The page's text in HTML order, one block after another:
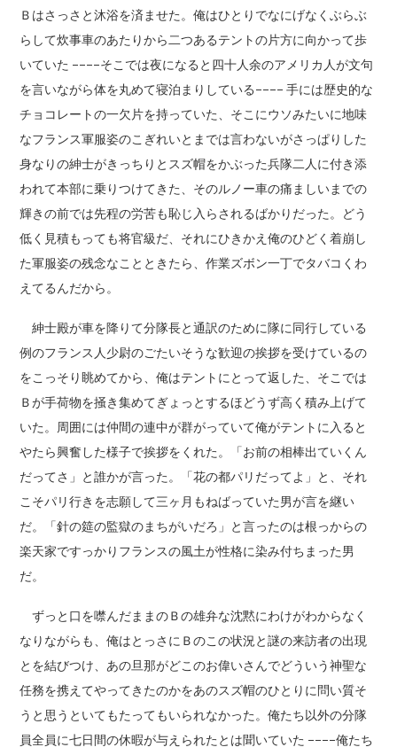
Ｂはさっさと沐浴を済ませた。俺はひとりでなにげなくぶらぶ
らして炊事車のあたりから二つあるテントの片方に向かって歩
いていた ––––そこでは夜になると四十人余のアメリカ人が文句
を言いながら体を丸めて寝泊まりしている–––– 手には歴史的な
チョコレートの一欠片を持っていた、そこにウソみたいに地味
なフランス軍服姿のこぎれいとまでは言わないがさっぱりした
身なりの紳士がきっちりとスズ帽をかぶった兵隊二人に付き添
われて本部に乗りつけてきた、そのルノー車の痛ましいまでの
輝きの前では先程の労苦も恥じ入らされるばかりだった。どう
低く見積もっても将官級だ、それにひきかえ俺のひどく着崩し
た軍服姿の残念なことときたら、作業ズボン一丁でタバコくわ
えてるんだから。
紳士殿が車を降りて分隊長と通訳のために隊に同行している
例のフランス人少尉のごたいそうな歓迎の挨拶を受けているの
をこっそり眺めてから、俺はテントにとって返した、そこでは
Ｂが手荷物を掻き集めてぎょっとするほどうず高く積み上げて
いた。周囲には仲間の連中が群がっていて俺がテントに入ると
やたら興奮した様子で挨拶をくれた。「お前の相棒出ていくん
だってさ」と誰かが言った。「花の都パリだってよ」と、それ
こそパリ行きを志願して三ヶ月もねばっていた男が言を継い
だ。「針の筵の監獄のまちがいだろ」と言ったのは根っからの
楽天家ですっかりフランスの風土が性格に染み付ちまった男
だ。
ずっと口を噤んだままのＢの雄弁な沈黙にわけがわからなく
なりながらも、俺はとっさにＢのこの状況と謎の来訪者の出現
とを結びつけ、あの旦那がどこのお偉いさんでどういう神聖な
任務を携えてやってきたのかをあのスズ帽のひとりに問い質そ
うと思うといてもたってもいられなかった。俺たち以外の分隊
員全員に七日間の休暇が与えられたとは聞いていた ––––俺たち